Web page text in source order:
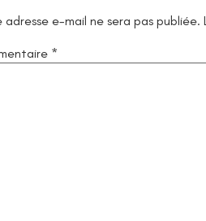
adresse e-mail ne sera pas publiée.
*